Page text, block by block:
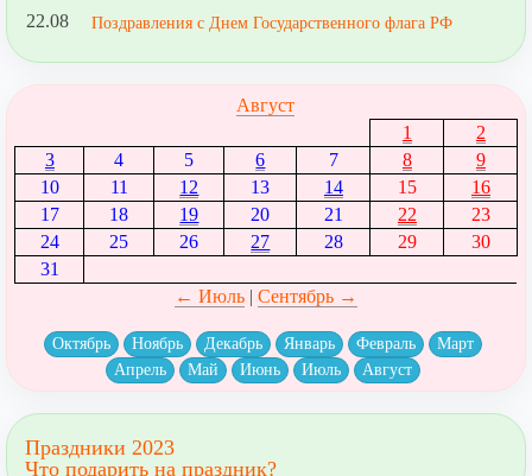
22.08 Поздравления с Днем Государственного флага РФ
Август
1
2
3
4 5 6 7 8
9
10
11 12 13 14 15
16
17
18 19 20 21 22
23
24
25 26 27 28 29
30
31
← Июль| Сентябрь →
Октябрь Ноябрь Декабрь Январь Февраль
Март
Апрель
Май Июнь Июль Август
Праздники 2023
Что подарить на праздник?